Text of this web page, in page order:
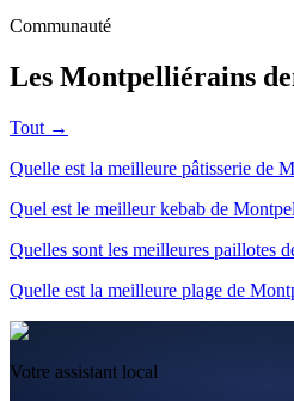
Communauté
Les Montpelliérains
Tout →
Quelle est la meilleure pâtisserie de
Quel est le meilleur kebab de
Quelles sont les meilleures paillotes
Quelle est la meilleure plage de
Votre assistant local